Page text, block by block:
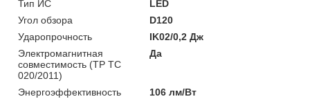
Тип ИС
LED
Угол обзора
D120
Ударопрочность
IK02/0,2 Дж
Электромагнитная
совместимость (ТР ТС
020/2011)
Да
Энергоэффективность 106 лм/Вт